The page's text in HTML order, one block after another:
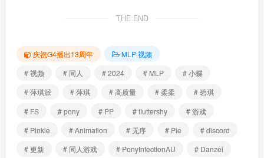
THE END
庆祝G4播出13周年
MLP 视频
# 视频
# 同人 # 2024 # MLP
# 小蝶
# 萍琪派
# 萍琪 # 高质量 # 柔柔
# 碧琪
# FS
# pony # PP # fluttershy
# 游戏
# Pinkie
# Animation # 无序 # Pie
# discord
# 更新
# 同人游戏 # PonyInfectionAU # Danzei